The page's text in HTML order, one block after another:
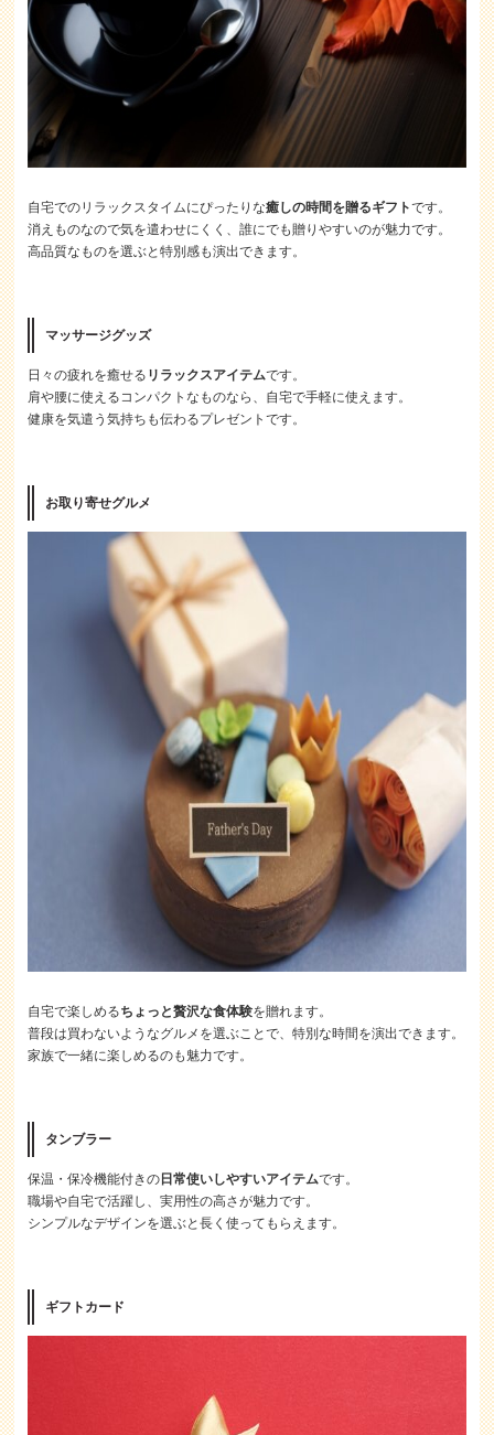
自宅でのリラックスタイムにぴったりな癒しの時間を贈るギフトです。
消えものなので気を遣わせにくく、誰にでも贈りやすいのが魅力です。
高品質なものを選ぶと特別感も演出できます。
マッサージグッズ
日々の疲れを癒せる リラックスアイテムです。
肩や腰に使えるコンパクトなものなら、自宅で手軽に使えます。
健康を気遣う気持ちも伝わるプレゼントです。
お取り寄せグルメ
自宅で楽しめるちょっと贅沢な食体験を贈れます。
普段は買わないようなグルメを選ぶことで、特別な時間を演出できます。
家族で一緒に楽しめるのも魅力です。
タンブラー
保温・保冷機能付きの 日常使いしやすいアイテムです。
職場や自宅で活躍し、実用性の高さが魅力です。
シンプルなデザインを選ぶと長く使ってもらえます。
ギフトカード